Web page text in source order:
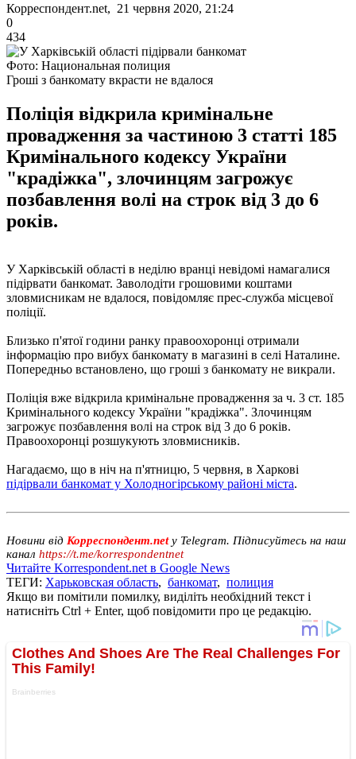
Корреспондент.net, 21 червня 2020, 21:24
0
434
Фото: Национальная полиция
Гроші з банкомату вкрасти не вдалося
Поліція відкрила кримінальне
провадження за частиною 3 статті 185
Кримінального кодексу України
"крадіжка", злочинцям загрожує
позбавлення волі на строк від 3 до 6
років.
У Харківській області в неділю вранці невідомі намагалися
підірвати банкомат. Заволодіти грошовими коштами
зловмисникам не вдалося, повідомляє прес-служба місцевої
поліції.
Близько п'ятої години ранку правоохоронці отримали
інформацію про вибух банкомату в магазині в селі Наталине.
Попередньо встановлено, що гроші з банкомату не викрали.
Поліція вже відкрила кримінальне провадження за ч. 3 ст. 185
Кримінального кодексу України "крадіжка". Злочинцям
загрожує позбавлення волі на строк від 3 до 6 років.
Правоохоронці розшукують зловмисників.
Нагадаємо, що в ніч на п'ятницю, 5 червня, в Харкові
підірвали банкомат у Холодногірському районі міста.
Новини від Корреспондент.netу Telegram. Підписуйтесь на наш
канал https://t.me/korrespondentnet
Читайте Korrespondent.net в Google News
ТЕГИ: Харьковская область, банкомат, полиция
Якщо ви помітили помилку, виділіть необхідний текст і
натисніть Ctrl + Enter, щоб повідомити про це редакцію.